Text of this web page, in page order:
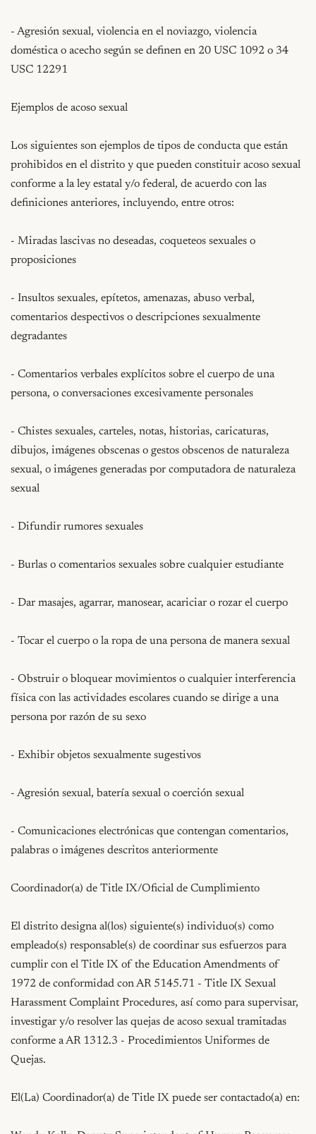
- Agresión sexual, violencia en el noviazgo, violencia
doméstica o acecho según se definen en 20 USC 1092 o 34
USC 12291
Ejemplos de acoso sexual
Los siguientes son ejemplos de tipos de conducta que están
prohibidos en el distrito y que pueden constituir acoso sexual
conforme a la ley estatal y/o federal, de acuerdo con las
definiciones anteriores, incluyendo, entre otros:
- Miradas lascivas no deseadas, coqueteos sexuales o
proposiciones
- Insultos sexuales, epítetos, amenazas, abuso verbal,
comentarios despectivos o descripciones sexualmente
degradantes
- Comentarios verbales explícitos sobre el cuerpo de una
persona, o conversaciones excesivamente personales
- Chistes sexuales, carteles, notas, historias, caricaturas,
dibujos, imágenes obscenas o gestos obscenos de naturaleza
sexual, o imágenes generadas por computadora de naturaleza
sexual
- Difundir rumores sexuales
- Burlas o comentarios sexuales sobre cualquier estudiante
- Dar masajes, agarrar, manosear, acariciar o rozar el cuerpo
- Tocar el cuerpo o la ropa de una persona de manera sexual
- Obstruir o bloquear movimientos o cualquier interferencia
física con las actividades escolares cuando se dirige a una
persona por razón de su sexo
- Exhibir objetos sexualmente sugestivos
- Agresión sexual, batería sexual o coerción sexual
- Comunicaciones electrónicas que contengan comentarios,
palabras o imágenes descritos anteriormente
Coordinador(a) de Title IX/Oficial de Cumplimiento
El distrito designa al(los) siguiente(s) individuo(s) como
empleado(s) responsable(s) de coordinar sus esfuerzos para
cumplir con el Title IX of the Education Amendments of
1972 de conformidad con AR 5145.71 - Title IX Sexual
Harassment Complaint Procedures, así como para supervisar,
investigar y/o resolver las quejas de acoso sexual tramitadas
conforme a AR 1312.3 - Procedimientos Uniformes de
Quejas.
El(La) Coordinador(a) de Title IX puede ser contactado(a) en: